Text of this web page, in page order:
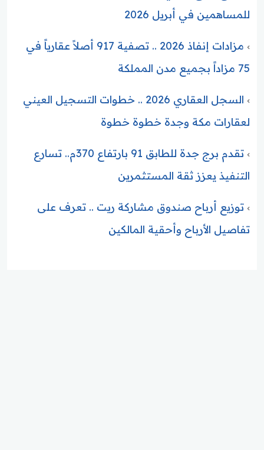
للمساهمين في أبريل 2026
مزادات إنفاذ 2026 .. تصفية 917 أصلاً عقارياً في
75 مزاداً بجميع مدن المملكة
السجل العقاري 2026 .. خطوات التسجيل العيني
لعقارات مكة وجدة خطوة خطوة
تقدم برج جدة للطابق 91 بارتفاع 370م.. تسارع
التنفيذ يعزز ثقة المستثمرين
توزيع أرباح صندوق مشاركة ريت .. تعرف على
تفاصيل الأرباح وأحقية المالكين